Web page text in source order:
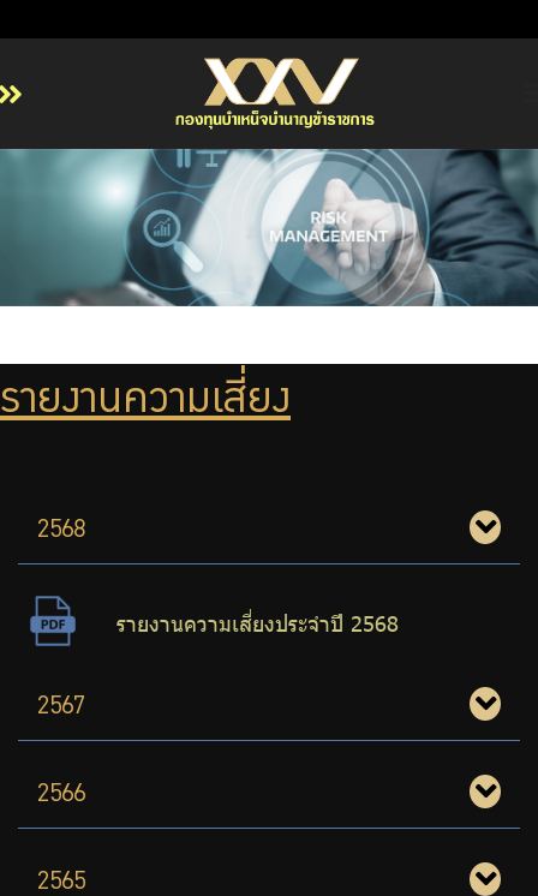
หน้าหลัก
เกี่ยวกับ กบข.
รายงานผลการดำเนินงาน
บริการเจ้าหน้าที่ส่วนราชการ
ติดต่อเรา
ไทย | Eng
รายงานความเสี่ยง
2568
รายงานความเสี่ยงประจำปี 2568
2567
2566
2565